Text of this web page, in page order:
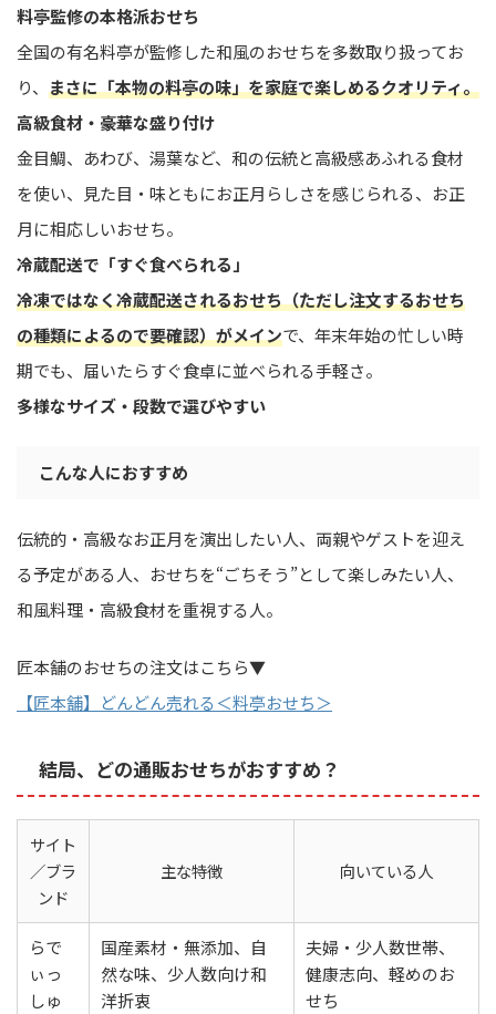
料亭監修の本格派おせち
全国の有名料亭が監修した和風のおせちを多数取り扱ってお
り、 まさに「本物の料亭の味」を家庭で楽しめるクオリティ。
高級食材・豪華な盛り付け
金目鯛、あわび、湯葉など、和の伝統と高級感あふれる食材
を使い、見た目・味ともにお正月らしさを感じられる、お正
月に相応しいおせち。
冷蔵配送で「すぐ食べられる」
冷凍ではなく冷蔵配送されるおせち（ただし注文するおせち
の種類によるので要確認）がメインで、年末年始の忙しい時
期でも、届いたらすぐ食卓に並べられる手軽さ。
多様なサイズ・段数で選びやすい
こんな人におすすめ
伝統的・高級なお正月を演出したい人、両親やゲストを迎え
る予定がある人、おせちを“ごちそう”として楽しみたい人、
和風料理・高級食材を重視する人。
匠本舗のおせちの注文はこちら▼
【匠本舗】どんどん売れる＜料亭おせち＞
結局、どの通販おせちがおすすめ？
サイト
／ブラ
ンド
主な特徴 向いている人
らで
ぃっ
しゅ
国産素材・無添加、自
然な味、少人数向け和
洋折衷
夫婦・少人数世帯、
健康志向、軽めのお
せち